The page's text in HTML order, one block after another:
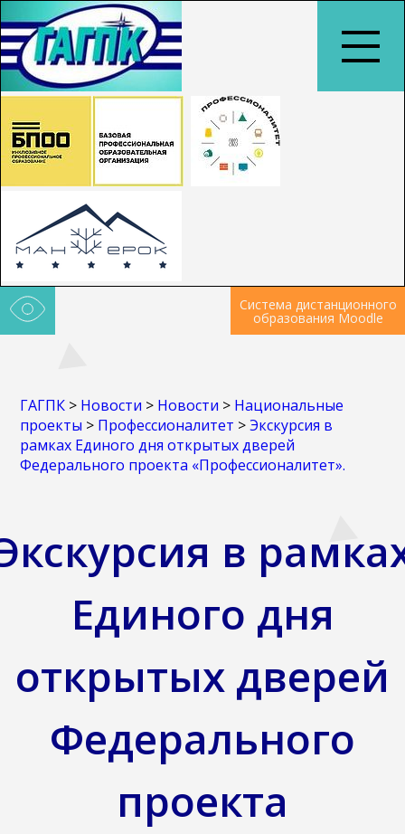
Система дистанционного
образования Moodle
ГАГПК > Новости > Новости > Национальные
проекты > Профессионалитет >Экскурсия в
рамках Единого дня открытых дверей
Федерального проекта «Профессионалитет».
в
Единого дня
открытых дверей
Федерального
проекта